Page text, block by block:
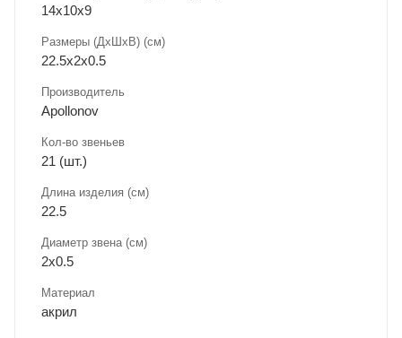
14х10х9
Размеры (ДxШxВ) (см)
22.5х2х0.5
Производитель
Apollonov
Кол-во звеньев
21 (шт.)
Длина изделия (см)
22.5
Диаметр звена (см)
2х0.5
Материал
акрил